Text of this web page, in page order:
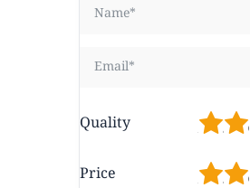
Quality 3
2
Price 3
2